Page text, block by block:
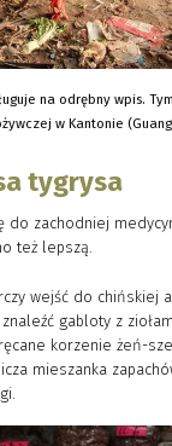
na odrębny wpis.
w Kantonie
tygrysa
do zachodniej
też lepszą.
wejść do chińskiej
gabloty z
korzenie żeń-
mieszanka